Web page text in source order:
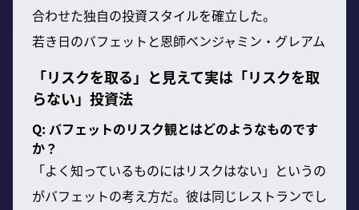
合わせた独自の投資スタイルを確立した。
若き日のバフェットと恩師ベンジャミン・グレアム
「リスクを取る」と見えて実は「リスクを取
らない」投資法
Q: バフェットのリスク観とはどのようなものです
か？
「よく知っているものにはリスクはない」というの
がバフェットの考え方だ。彼は同じレストランでし